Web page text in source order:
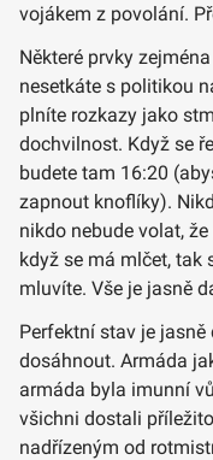
vojákem z povolání.
Některé prvky
nesetkáte s politikou
plníte rozkazy jako
dochvilnost. Když se
budete tam 16:20
zapnout knoflíky).
nikdo nebude volat,
když se má mlčet, tak
mluvíte. Vše je jasně
Perfektní stav je
dosáhnout. Armáda
armáda byla imunní
všichni dostali
nadřízeným od